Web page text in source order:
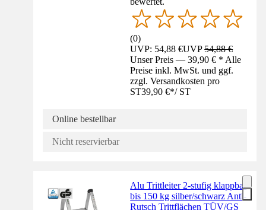
(0)
UVP: 54,88 €UVP54,88 €
Unser Preis — 39,90 € * Alle
Preise inkl. MwSt. und ggf.
zzgl. Versandkosten pro
ST39,90 €*/ ST
Online bestellbar
Nicht reservierbar
Alu Trittleiter 2-stufig klappbar
bis 150 kg silber/schwarz Anti-
Rutsch Trittflächen TÜV/GS